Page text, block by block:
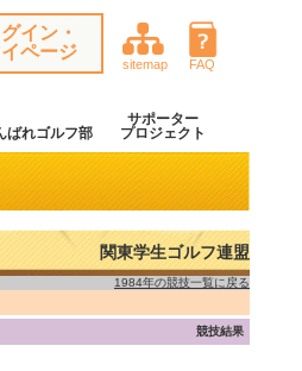
FAQ
sitemap
イン・
ページ
ばれゴルフ部
サポーター
プロジェクト
関東学生ゴルフ連盟
1984年の競技一覧に戻る
競技結果